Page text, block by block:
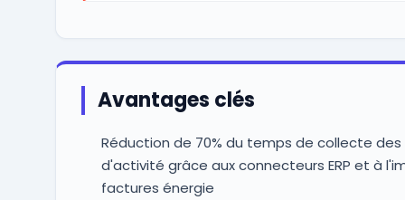
Avantages clés
Réduction de 70% du temps de collecte
d'activité grâce aux connecteurs ERP et à
factures énergie